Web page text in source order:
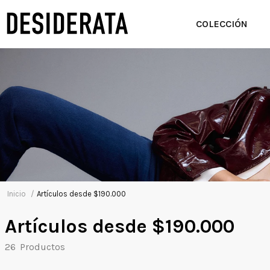
COLECCIÓN
Artículos desde $190.000
Artículos desde $190.000
26